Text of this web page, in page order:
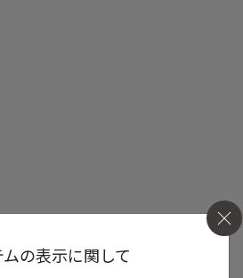
/ アイテム
ムの表示に関して